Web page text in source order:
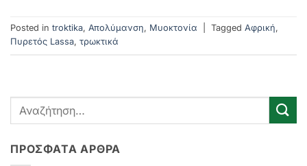
Posted in troktika, Απολύμανση, Μυοκτονία Tagged Αφρική,
Πυρετός Lassa, τρωκτικά
ΠΡΌΣΦΑΤΑ ΆΡΘΡΑ